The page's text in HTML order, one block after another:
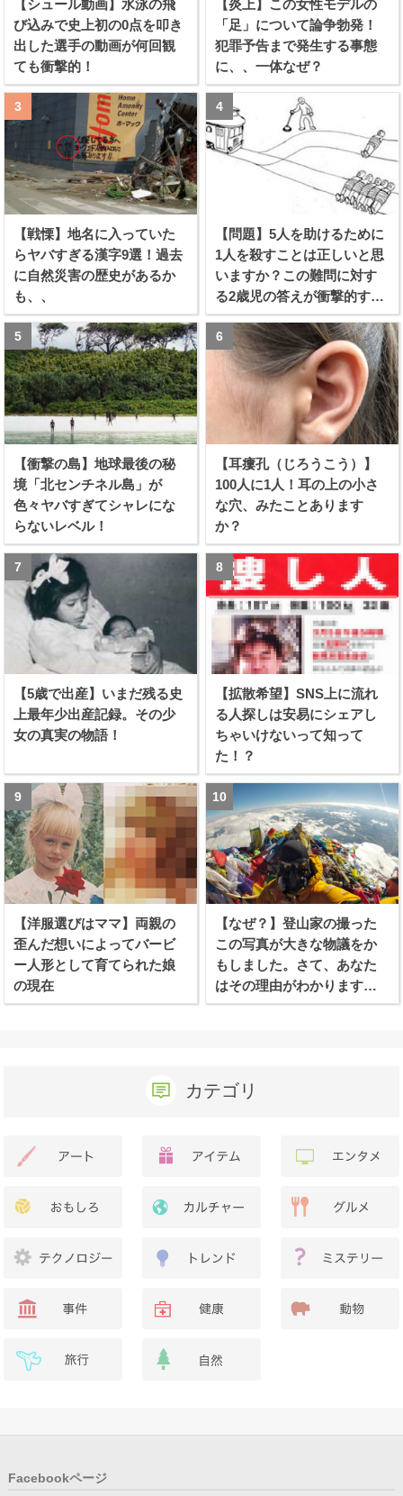
【シュール動画】水泳の飛
び込みで史上初の0点を叩き
出した選手の動画が何回観
ても衝撃的！
【炎上】この女性モデルの
「足」について論争勃発！
犯罪予告まで発生する事態
に、、一体なぜ？
【戦慄】地名に入っていた
らヤバすぎる漢字9選！過去
に自然災害の歴史があるか
も、、
【問題】5人を助けるために
1人を殺すことは正しいと思
いますか？この難問に対す
る2歳児の答えが衝撃的すぎ
る！！
【衝撃の島】地球最後の秘
境「北センチネル島」が
色々ヤバすぎてシャレにな
らないレベル！
【耳瘻孔（じろうこう）】
100人に1人！耳の上の小さ
な穴、みたことあります
か？
【5歳で出産】いまだ残る史
上最年少出産記録。その少
女の真実の物語！
【拡散希望】SNS上に流れ
る人探しは安易にシェアし
ちゃいけないって知って
た！？
【洋服選びはママ】両親の
歪んだ想いによってバービ
ー人形として育てられた娘
の現在
【なぜ？】登山家の撮った
この写真が大きな物議をか
もしました。さて、あなた
はその理由がわかります
か？
カテゴリ
Facebookページ